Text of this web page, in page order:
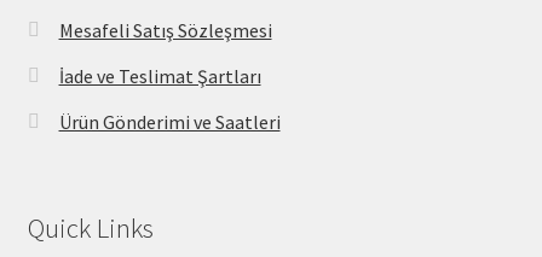
Mesafeli Satış Sözleşmesi
İade ve Teslimat Şartları
Ürün Gönderimi ve Saatleri
Quick Links